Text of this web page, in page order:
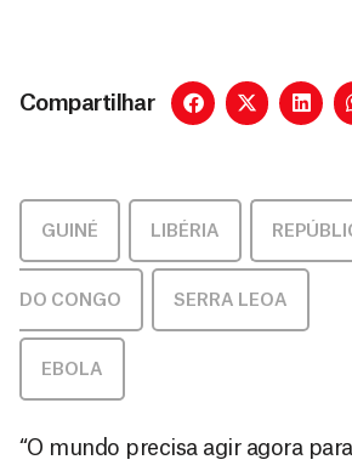
Compartilhar
GUINÉ LIBÉRIA
DO CONGO SERRA LEOA
EBOLA
“O mundo precisa agir agora